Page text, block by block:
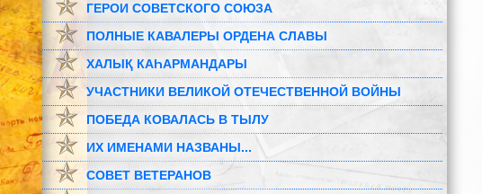
ГЕРОИ СОВЕТСКОГО СОЮЗА
ПОЛНЫЕ КАВАЛЕРЫ ОРДЕНА СЛАВЫ
ХАЛЫҚ КАҺАРМАНДАРЫ
УЧАСТНИКИ ВЕЛИКОЙ ОТЕЧЕСТВЕННОЙ ВОЙНЫ
ПОБЕДА КОВАЛАСЬ В ТЫЛУ
ИХ ИМЕНАМИ НАЗВАНЫ...
СОВЕТ ВЕТЕРАНОВ